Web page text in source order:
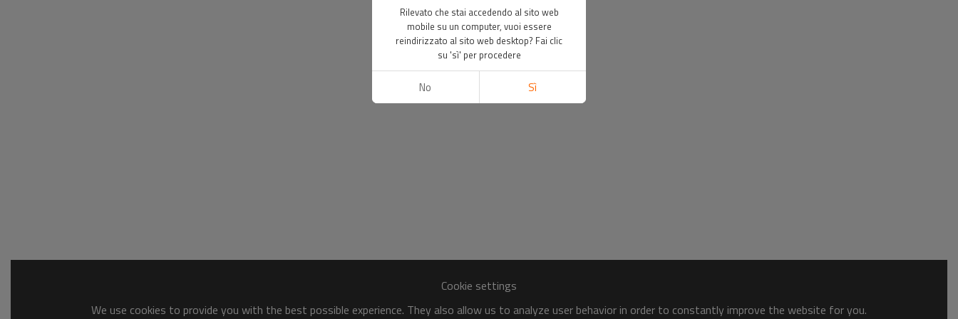
Cookie settings
We use cookies to provide you with the best possible experience. They also allow us to analyze user behavior in order to constantly improve the website for you.
Rilevato che stai accedendo al sito web
mobile su un computer, vuoi essere
reindirizzato al sito web desktop? Fai clic
su 'sì' per procedere
No Sì